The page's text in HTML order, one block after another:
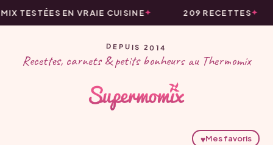
TESTÉES EN VRAIE CUISINE 209 RECETTES
DEPUIS 2014
Recettes, carnets & petits bonheurs au Thermomix
♥Mes favoris